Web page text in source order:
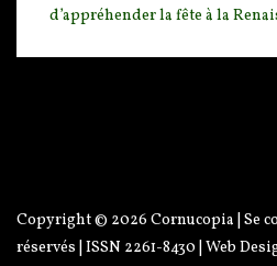
d’appréhender la fête à la
Copyright © 2026 Cornucopia Se
réservés | ISSN 2261-8430 | Web